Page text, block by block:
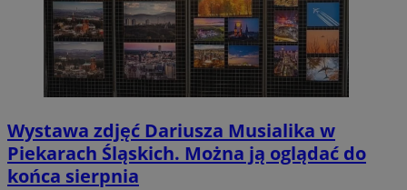
Wystawa zdjęć Dariusza Musialika w
Piekarach Śląskich. Można ją oglądać do
końca sierpnia